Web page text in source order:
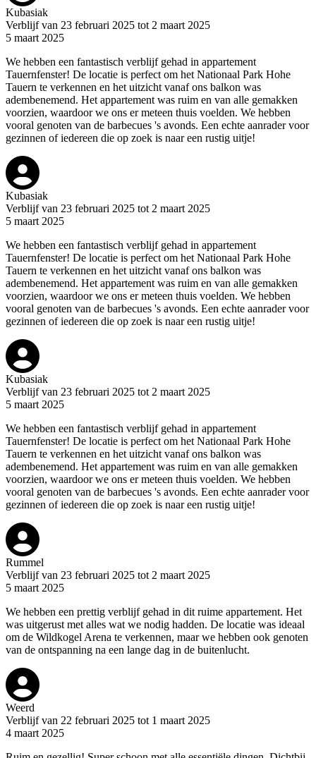
Kubasiak
Verblijf van 23 februari 2025 tot 2 maart 2025
5 maart 2025
We hebben een fantastisch verblijf gehad in appartement
Tauernfenster! De locatie is perfect om het Nationaal Park Hohe
Tauern te verkennen en het uitzicht vanaf ons balkon was
adembenemend. Het appartement was ruim en van alle gemakken
voorzien, waardoor we ons er meteen thuis voelden. We hebben
vooral genoten van de barbecues 's avonds. Een echte aanrader voor
gezinnen of iedereen die op zoek is naar een rustig uitje!
Kubasiak
Verblijf van 23 februari 2025 tot 2 maart 2025
5 maart 2025
We hebben een fantastisch verblijf gehad in appartement
Tauernfenster! De locatie is perfect om het Nationaal Park Hohe
Tauern te verkennen en het uitzicht vanaf ons balkon was
adembenemend. Het appartement was ruim en van alle gemakken
voorzien, waardoor we ons er meteen thuis voelden. We hebben
vooral genoten van de barbecues 's avonds. Een echte aanrader voor
gezinnen of iedereen die op zoek is naar een rustig uitje!
Kubasiak
Verblijf van 23 februari 2025 tot 2 maart 2025
5 maart 2025
We hebben een fantastisch verblijf gehad in appartement
Tauernfenster! De locatie is perfect om het Nationaal Park Hohe
Tauern te verkennen en het uitzicht vanaf ons balkon was
adembenemend. Het appartement was ruim en van alle gemakken
voorzien, waardoor we ons er meteen thuis voelden. We hebben
vooral genoten van de barbecues 's avonds. Een echte aanrader voor
gezinnen of iedereen die op zoek is naar een rustig uitje!
Rummel
Verblijf van 23 februari 2025 tot 2 maart 2025
5 maart 2025
We hebben een prettig verblijf gehad in dit ruime appartement. Het
was uitgerust met alles wat we nodig hadden. De locatie was ideaal
om de Wildkogel Arena te verkennen, maar we hebben ook genoten
van de ontspanning na een lange dag in de buitenlucht.
Weerd
Verblijf van 22 februari 2025 tot 1 maart 2025
4 maart 2025